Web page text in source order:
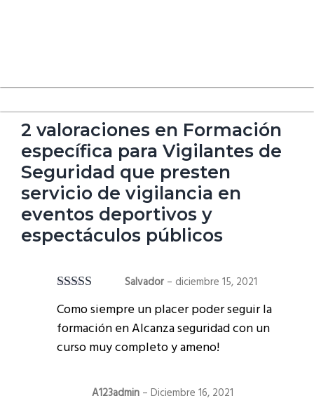
2 valoraciones en Formación
específica para Vigilantes de
Seguridad que presten
servicio de vigilancia en
eventos deportivos y
espectáculos públicos
5de 5
Salvador – diciembre 15, 2021
Como siempre un placer poder seguir la
formación en Alcanza seguridad con un
curso muy completo y ameno!
A123admin – Diciembre 16, 2021